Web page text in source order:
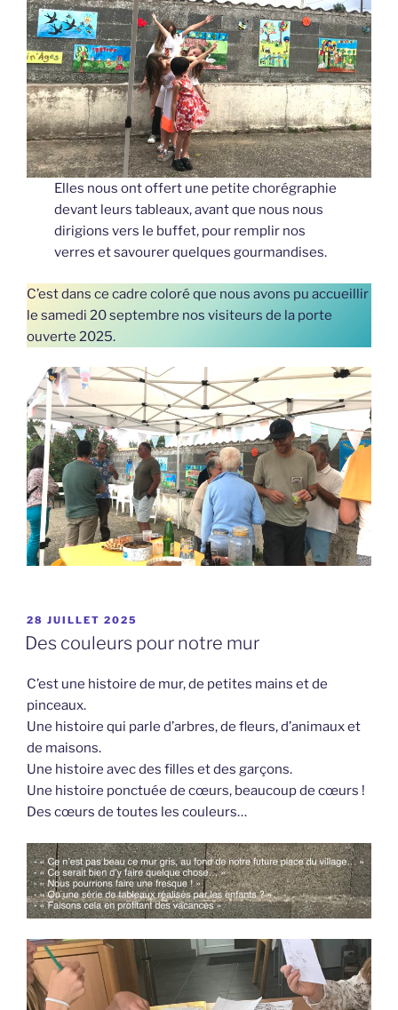
Elles nous ont offert une petite chorégraphie
devant leurs tableaux, avant que nous nous
dirigions vers le buffet, pour remplir nos
verres et savourer quelques gourmandises.
C’est dans ce cadre coloré que nous avons pu accueillir
le samedi 20 septembre nos visiteurs de la porte
ouverte 2025.
PUBLIÉ
LE
28 JUILLET 2025
Des couleurs pour notre mur
C’est une histoire de mur, de petites mains et de
pinceaux.
Une histoire qui parle d’arbres, de fleurs, d’animaux et
de maisons.
Une histoire avec des filles et des garçons.
Une histoire ponctuée de cœurs, beaucoup de cœurs !
Des cœurs de toutes les couleurs…